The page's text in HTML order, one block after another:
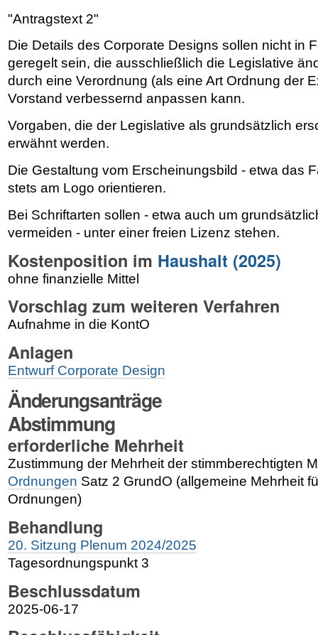
"Antragstext 2"
Die Details des Corporate Designs sollen nicht in
geregelt sein, die ausschließlich die Legislative
durch eine Verordnung (als eine Art Ordnung der
Vorstand verbessernd anpassen kann.
Vorgaben, die der Legislative als grundsätzlich
erwähnt werden.
Die Gestaltung vom Erscheinungsbild - etwa das
stets am Logo orientieren.
Bei Schriftarten sollen - etwa auch um
vermeiden - unter einer freien Lizenz stehen.
Kostenposition im Haushalt (2025)
ohne finanzielle Mittel
Vorschlag zum weiteren Verfahren
Aufnahme in die KontO
Anlagen
Entwurf Corporate Design
Änderungsanträge
Abstimmung
erforderliche Mehrheit
Zustimmung der Mehrheit der stimmberechtigten
Ordnungen Satz 2 GrundO (allgemeine Mehrheit
Ordnungen)
Behandlung
20. Sitzung Plenum 2024/2025
Tagesordnungspunkt 3
Beschlussdatum
2025-06-17